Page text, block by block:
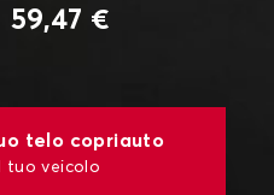
59,47 €
telo copriauto
tuo veicolo